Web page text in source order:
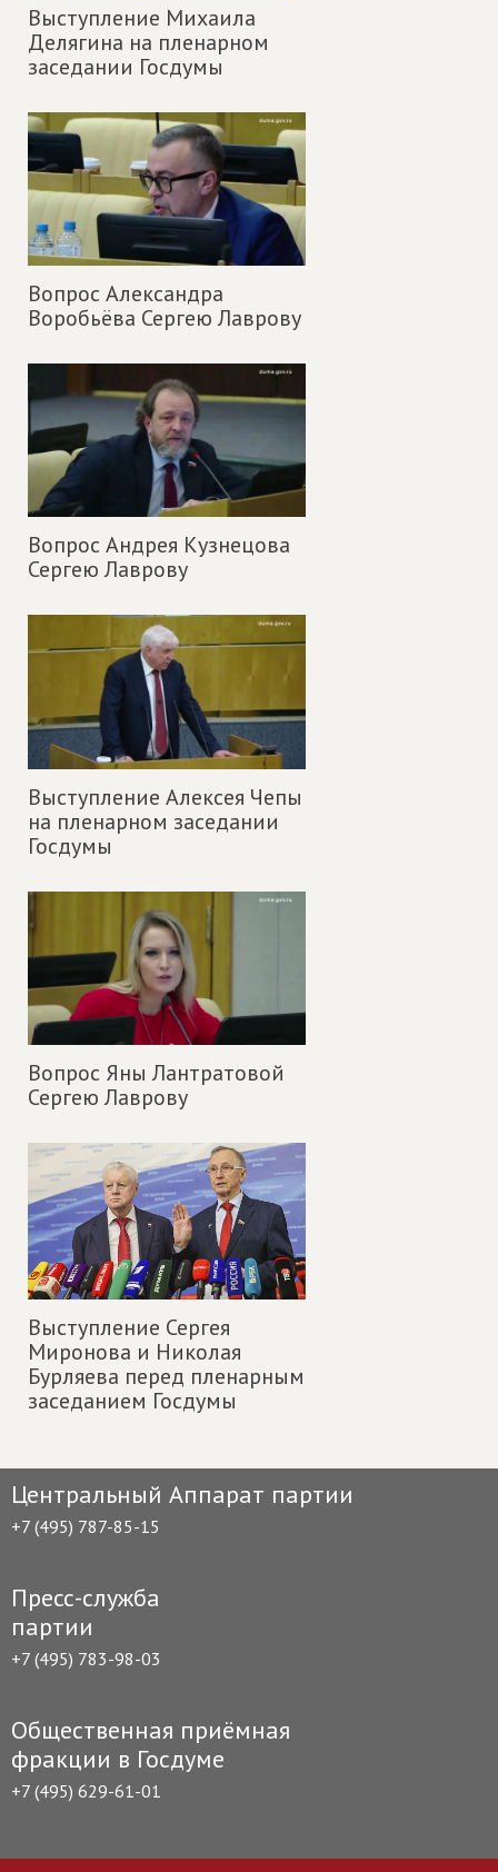
Выступление Михаила
Делягина на пленарном
заседании Госдумы
Вопрос Александра
Воробьёва Сергею Лаврову
Вопрос Андрея Кузнецова
Сергею Лаврову
Выступление Алексея Чепы
на пленарном заседании
Госдумы
Вопрос Яны Лантратовой
Сергею Лаврову
Выступление Сергея
Миронова и Николая
Бурляева перед пленарным
заседанием Госдумы
Центральный Аппарат партии
+7 (495) 787-85-15
Пресс-служба
партии
+7 (495) 783-98-03
Общественная приёмная
фракции в Госдуме
+7 (495) 629-61-01